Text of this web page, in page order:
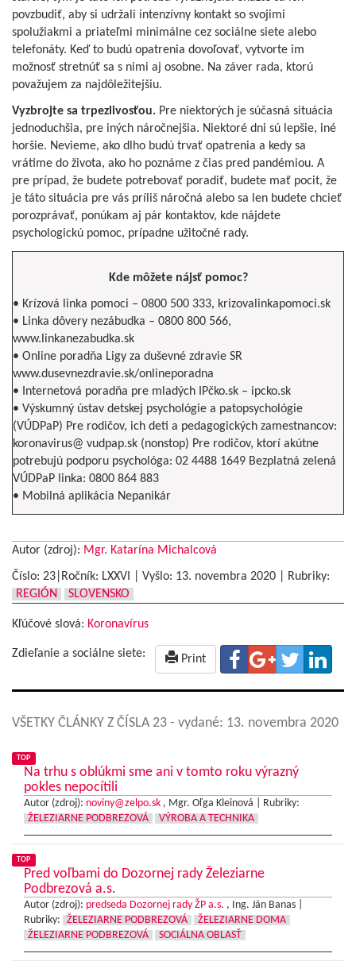
povzbudiť, aby si udržali intenzívny kontakt so svojimi
spolužiakmi a priateľmi minimálne cez sociálne siete alebo
telefonáty. Keď to budú opatrenia dovoľovať, vytvorte im
možnosť stretnúť sa s nimi aj osobne. Na záver rada, ktorú
považujem za najdôležitejšiu.
Vyzbrojte sa trpezlivosťou. Pre niektorých je súčasná situácia
jednoduchšia, pre iných náročnejšia. Niektoré dni sú lepšie, iné
horšie. Nevieme, ako dlho budú trvať opatrenia a kedy sa
vrátime do života, ako ho poznáme z čias pred pandémiou. A
pre prípad, že budete potrebovať poradiť, budete mať pocit, že
je táto situácia pre vás príliš náročná alebo sa len budete chcieť
porozprávať, ponúkam aj pár kontaktov, kde nájdete
psychologickú pomoc, prípadne užitočné rady.
Kde môžete nájsť pomoc?
• Krízová linka pomoci – 0800 500 333, krizovalinkapomoci.sk
• Linka dôvery nezábudka – 0800 800 566,
www.linkanezabudka.sk
• Online poradňa Ligy za duševné zdravie SR
www.dusevnezdravie.sk/onlineporadna
• Internetová poradňa pre mladých IPčko.sk – ipcko.sk
• Výskumný ústav detskej psychológie a patopsychológie
(VÚDPaP) Pre rodičov, ich deti a pedagogických zamestnancov:
koronavirus@ vudpap.sk (nonstop) Pre rodičov, ktorí akútne
potrebujú podporu psychológa: 02 4488 1649 Bezplatná zelená
VÚDPaP linka: 0800 864 883
• Mobilná aplikácia Nepanikár
Autor (zdroj): Mgr. Katarína Michalcová
Číslo: 23|Ročník: LXXVI | Vyšlo: 13. novembra 2020
Rubriky:
REGIÓN
SLOVENSKO
Kľúčové slová: Koronavírus
Zdieľanie a sociálne siete: Print
VŠETKY ČLÁNKY Z ČÍSLA 23 - vydané: 13. novembra 2020
TOP
Na trhu s oblúkmi sme ani v tomto roku výrazný
pokles nepocítili
Autor (zdroj): noviny@zelpo.sk , Mgr. Oľga Kleinová |
Rubriky:
ŽELEZIARNE PODBREZOVÁ
VÝROBA A TECHNIKA
TOP
Pred voľbami do Dozornej rady Železiarne
Podbrezová a.s.
Autor (zdroj): predseda Dozornej rady ŽP a.s. , Ing. Ján Banas |
Rubriky:
ŽELEZIARNE PODBREZOVÁ
ŽELEZIARNE DOMA
ŽELEZIARNE PODBREZOVÁ
SOCIÁLNA OBLASŤ